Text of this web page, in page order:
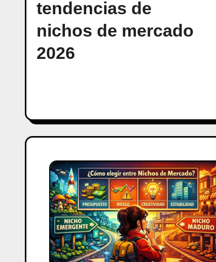
tendencias de
nichos de mercado
2026